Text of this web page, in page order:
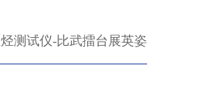
测试仪-比武擂台展英姿